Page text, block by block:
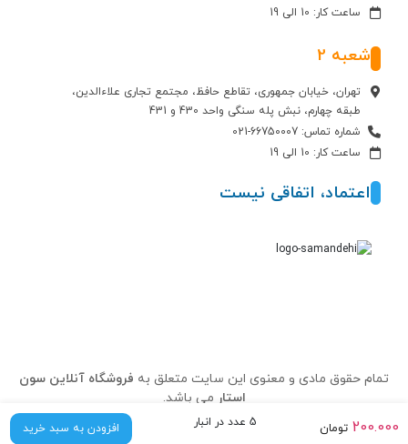
ساعت کار: 10 الی 19
شعبه 2
تهران، خیابان جمهوری، تقاطع حافظ، مجتمع تجاری علاءالدین،
طبقه چهارم، نبش پله سنگی واحد 430 و 431
شماره تماس: 66750007-021
ساعت کار: 10 الی 19
اعتماد، اتفاقی نیست
تمام حقوق مادی و معنوی این سایت متعلق به فروشگاه آنلاین سون
استار می باشد.
تومان200.000 5 عدد در انبار افزودن به سبد خرید